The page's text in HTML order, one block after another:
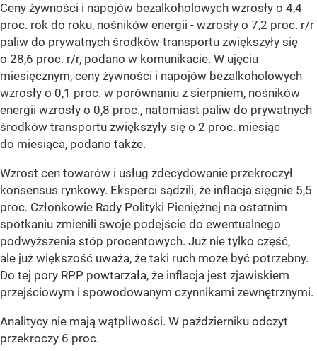
Ceny żywności i napojów bezalkoholowych wzrosły o 4,4
proc. rok do roku, nośników energii - wzrosły o 7,2 proc. r/r
paliw do prywatnych środków transportu zwiększyły się
o 28,6 proc. r/r, podano w komunikacie. W ujęciu
miesięcznym, ceny żywności i napojów bezalkoholowych
wzrosły o 0,1 proc. w porównaniu z sierpniem, nośników
energii wzrosły o 0,8 proc., natomiast paliw do prywatnych
środków transportu zwiększyły się o 2 proc. miesiąc
do miesiąca, podano także.
Wzrost cen towarów i usług zdecydowanie przekroczył
konsensus rynkowy. Eksperci sądzili, że inflacja sięgnie 5,5
proc. Członkowie Rady Polityki Pieniężnej na ostatnim
spotkaniu zmienili swoje podejście do ewentualnego
podwyższenia stóp procentowych. Już nie tylko część,
ale już większość uważa, że taki ruch może być potrzebny.
Do tej pory RPP powtarzała, że inflacja jest zjawiskiem
przejściowym i spowodowanym czynnikami zewnętrznymi.
Analitycy nie mają wątpliwości. W październiku odczyt
przekroczy 6 proc.